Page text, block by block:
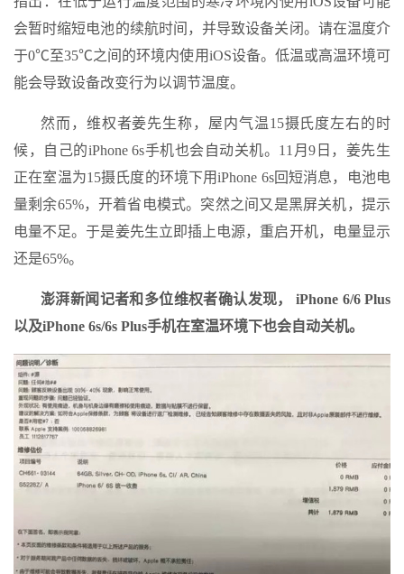
会暂时缩短电池的续航时间，并导致设备关闭。请在温度介
于0℃至35℃之间的环境内使用iOS设备。低温或高温环境可
能会导致设备改变行为以调节温度。
然而，维权者姜先生称，屋内气温15摄氏度左右的时
候，自己的iPhone 6s手机也会自动关机。11月9日，姜先生
正在室温为15摄氏度的环境下用iPhone 6s回短消息，电池电
量剩余65%，开着省电模式。突然之间又是黑屏关机，提示
电量不足。于是姜先生立即插上电源，重启开机，电量显示
还是65%。
澎湃新闻记者和多位维权者确认发现， iPhone 6/6 Plus
以及iPhone 6s/6s Plus手机在室温环境下也会自动关机。